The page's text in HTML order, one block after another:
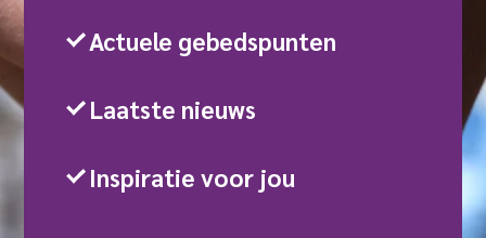
Actuele gebedspunten
Laatste nieuws
Inspiratie voor jou